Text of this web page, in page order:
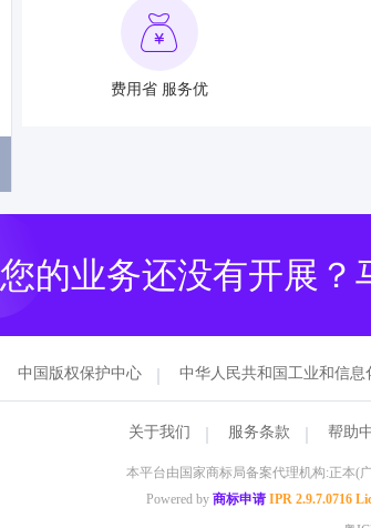
费用省 服务优
您的业务还没有开展？
中国版权保护中心 中华人民共和国工业和信息
关于我们 服务条款 帮助
本平台由国家商标局备案代
Powered by 商标申请 IPR 2.9.7.0716